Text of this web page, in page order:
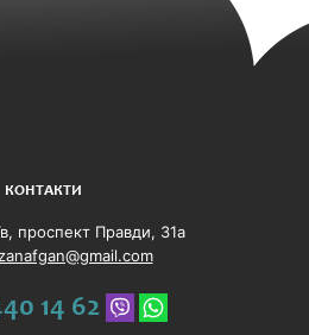
КОНТАКТИ
проспект Правди, 31а
14 62